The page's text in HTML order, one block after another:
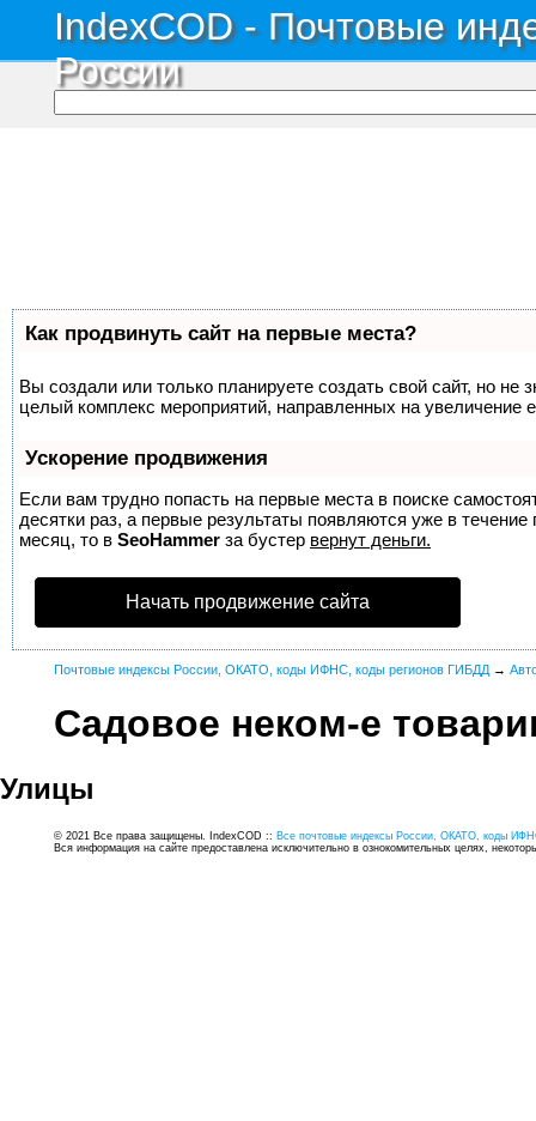
IndexCOD - Почтовые
России
Как продвинуть сайт на первые места?
Вы создали или только планируете создать свой сайт, но не
целый комплекс мероприятий, направленных на увеличение
Ускорение продвижения
Если вам трудно попасть на первые места в поиске
десятки раз, а первые результаты появляются уже в
месяц, то в SeoHammer за бустер вернут деньги.
Начать продвижение сайта
Почтовые индексы России, ОКАТО, коды ИФНС, коды регионов ГИБДД →
Садовое неком-е
Улицы
© 2021 Все права защищены. IndexCOD :: Все почтовые индексы России, ОКАТО, коды
Вся информация на сайте предоставлена исключительно в ознокомительных целях,